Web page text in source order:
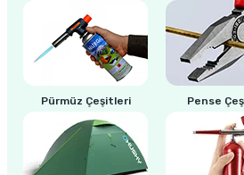
Pürmüz Çeşitleri Pense